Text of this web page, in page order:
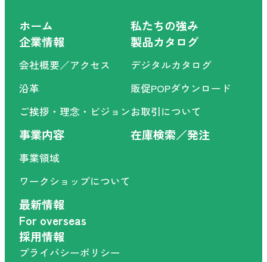
ホーム
企業情報
会社概要／アクセス
沿革
ご挨拶・理念・ビジョン
事業内容
事業領域
ワークショップについて
私たちの強み
製品カタログ
デジタルカタログ
販促POPダウンロード
お取引について
在庫検索／発注
最新情報
For overseas
採用情報
プライバシーポリシー